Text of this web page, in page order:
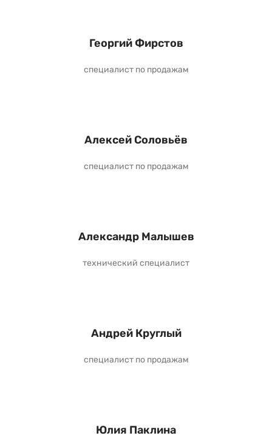
Георгий Фирстов
специалист по продажам
Алексей Соловьёв
специалист по продажам
Александр Малышев
технический специалист
Андрей Круглый
специалист по продажам
Юлия Паклина